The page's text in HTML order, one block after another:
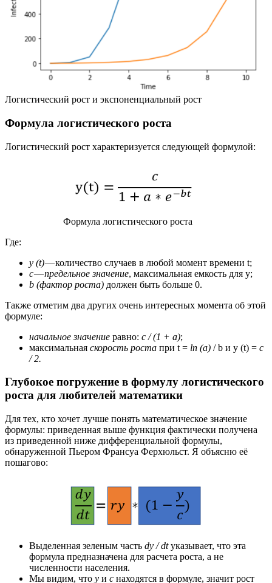
Логистический рост и экспоненциальный рост
Формула логистического роста
Логистический рост характеризуется следующей формулой:
Формула логистического роста
Где:
y (t)— количество случаев в любой момент времени t;
c—предельное значение, максимальная емкость для y;
b (фактор роста) должен быть больше 0.
Также отметим два других очень интересных момента об этой
формуле:
начальное значение равно: c / (1 + a);
максимальная скорость роста при t = ln (a) / b и y (t) = c
/ 2.
Глубокое погружение в формулу логистического
роста для любителей математики
Для тех, кто хочет лучше понять математическое значение
формулы: приведенная выше функция фактически получена
из приведенной ниже дифференциальной формулы,
обнаруженной Пьером Франсуа Ферхюльст. Я объясню её
пошагово:
Выделенная зеленым часть dy / dtуказывает, что эта
формула предназначена для расчета роста, а не
численности населения.
Мы видим, что у и с находятся в формуле, значит рост